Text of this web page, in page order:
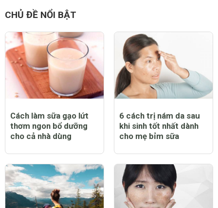
CHỦ ĐỀ NỔI BẬT
Cách làm sữa gạo lứt
thơm ngon bổ dưỡng
cho cả nhà dùng
6 cách trị nám da sau
khi sinh tốt nhất dành
cho mẹ bỉm sữa